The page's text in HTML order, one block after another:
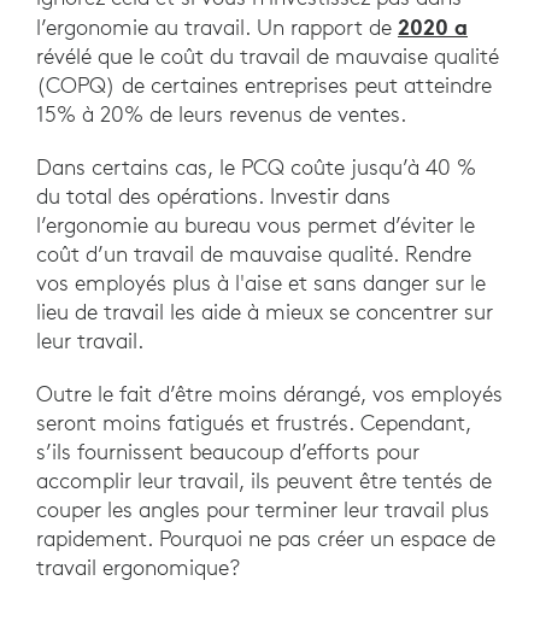
l’ergonomie au travail. Un rapport de 2020 a
révélé que le coût du travail de mauvaise qualité
(COPQ) de certaines entreprises peut atteindre
15% à 20% de leurs revenus de ventes.
Dans certains cas, le PCQ coûte jusqu’à 40 %
du total des opérations. Investir dans
l’ergonomie au bureau vous permet d’éviter le
coût d’un travail de mauvaise qualité. Rendre
vos employés plus à l'aise et sans danger sur le
lieu de travail les aide à mieux se concentrer sur
leur travail.
Outre le fait d’être moins dérangé, vos employés
seront moins fatigués et frustrés. Cependant,
s’ils fournissent beaucoup d’efforts pour
accomplir leur travail, ils peuvent être tentés de
couper les angles pour terminer leur travail plus
rapidement. Pourquoi ne pas créer un espace de
travail ergonomique?